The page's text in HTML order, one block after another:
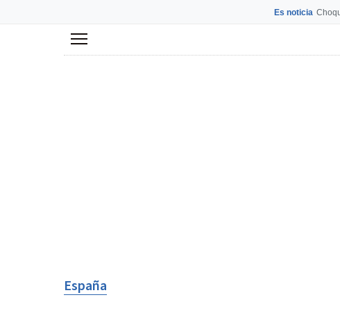
Es noticia
Menú
España